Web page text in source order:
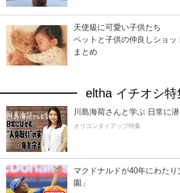
天使級に可愛い子供たち
ペットと子供の仲良しショ
まとめ
eltha イチオシ特
川島海荷さんと学ぶ 日常に
オリコンタイアップ特集
マクドナルドが40年にわた
園」